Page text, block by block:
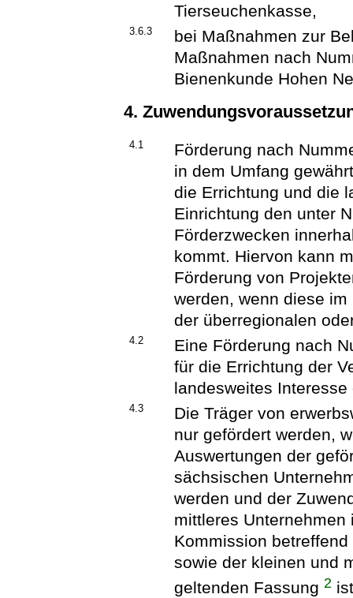
Tierseuchenkasse,
3.6.3
bei Maßnahmen zur
Maßnahmen nach
Bienenkunde Hohen
4.
4.1
Förderung nach
in dem Umfang
die Errichtung und die
Einrichtung den unter
Förderzwecken
kommt. Hiervon kann
Förderung von
werden, wenn diese
der überregionalen
4.2
Eine Förderung nach
für die Errichtung der
landesweites
4.3
Die Träger von
nur gefördert werden,
Auswertungen der
sächsischen
werden und der
mittleres
Kommission
sowie der kleinen und
geltenden Fassung2